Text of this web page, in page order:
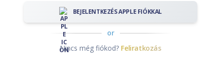
BEJELENTKEZÉS APPLE FIÓKKAL
or
Nincs még fiókod? Feliratkozás